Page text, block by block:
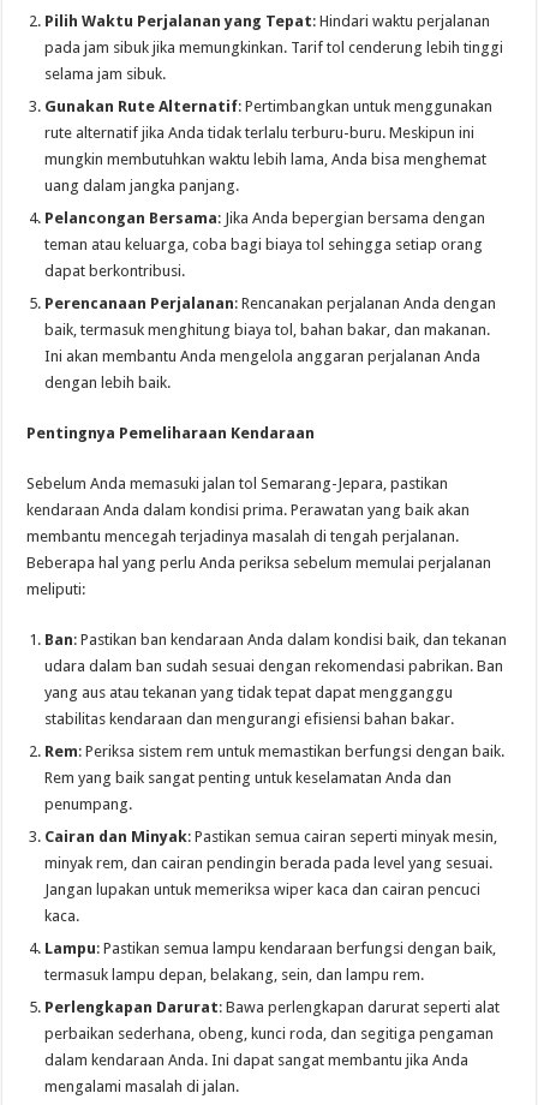
Pilih Waktu Perjalanan yang Tepat: Hindari waktu perjalanan
pada jam sibuk jika memungkinkan. Tarif tol cenderung lebih tinggi
selama jam sibuk.
Gunakan Rute Alternatif: Pertimbangkan untuk menggunakan
rute alternatif jika Anda tidak terlalu terburu-buru. Meskipun ini
mungkin membutuhkan waktu lebih lama, Anda bisa menghemat
uang dalam jangka panjang.
Pelancongan Bersama: Jika Anda bepergian bersama dengan
teman atau keluarga, coba bagi biaya tol sehingga setiap orang
dapat berkontribusi.
Perencanaan Perjalanan: Rencanakan perjalanan Anda dengan
baik, termasuk menghitung biaya tol, bahan bakar, dan makanan.
Ini akan membantu Anda mengelola anggaran perjalanan Anda
dengan lebih baik.
Pentingnya Pemeliharaan Kendaraan
Sebelum Anda memasuki jalan tol Semarang-Jepara, pastikan
kendaraan Anda dalam kondisi prima. Perawatan yang baik akan
membantu mencegah terjadinya masalah di tengah perjalanan.
Beberapa hal yang perlu Anda periksa sebelum memulai perjalanan
meliputi:
Ban: Pastikan ban kendaraan Anda dalam kondisi baik, dan tekanan
udara dalam ban sudah sesuai dengan rekomendasi pabrikan. Ban
yang aus atau tekanan yang tidak tepat dapat mengganggu
stabilitas kendaraan dan mengurangi efisiensi bahan bakar.
Rem: Periksa sistem rem untuk memastikan berfungsi dengan baik.
Rem yang baik sangat penting untuk keselamatan Anda dan
penumpang.
Cairan dan Minyak: Pastikan semua cairan seperti minyak mesin,
minyak rem, dan cairan pendingin berada pada level yang sesuai.
Jangan lupakan untuk memeriksa wiper kaca dan cairan pencuci
kaca.
Lampu: Pastikan semua lampu kendaraan berfungsi dengan baik,
termasuk lampu depan, belakang, sein, dan lampu rem.
Perlengkapan Darurat: Bawa perlengkapan darurat seperti alat
perbaikan sederhana, obeng, kunci roda, dan segitiga pengaman
dalam kendaraan Anda. Ini dapat sangat membantu jika Anda
mengalami masalah di jalan.